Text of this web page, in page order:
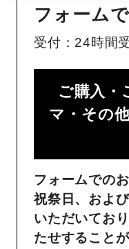
フォーム
受付：24時間
ご購入・
マ・その
フォームでの
祝祭日、およ
いただいてお
たせすること